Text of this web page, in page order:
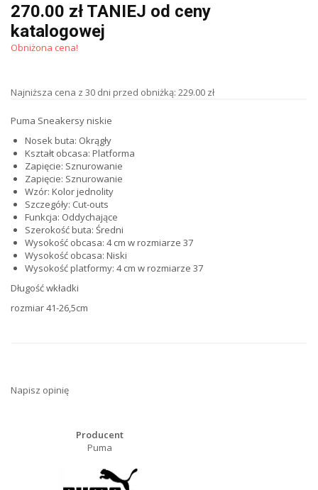
270.00 zł TANIEJ od ceny
katalogowej
Obniżona cena!
Najniższa cena z 30 dni przed obniżką: 229.00 zł
Puma Sneakersy niskie
Nosek buta: Okrągły
Kształt obcasa: Platforma
Zapięcie: Sznurowanie
Zapięcie: Sznurowanie
Wzór: Kolor jednolity
Szczegóły: Cut-outs
Funkcja: Oddychające
Szerokość buta: Średni
Wysokość obcasa: 4 cm w rozmiarze 37
Wysokość obcasa: Niski
Wysokość platformy: 4 cm w rozmiarze 37
Długość wkładki
rozmiar 41-26,5cm
Napisz opinię
Producent
Puma